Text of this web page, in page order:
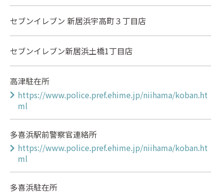
セブンイレブン 新居浜宇高町３丁目店
セブンイレブン新居浜土橋1丁目店
高津駐在所
https://www.police.pref.ehime.jp/niihama/koban.ht
ml
多喜浜駅前警察官連絡所
https://www.police.pref.ehime.jp/niihama/koban.ht
ml
多喜浜駐在所